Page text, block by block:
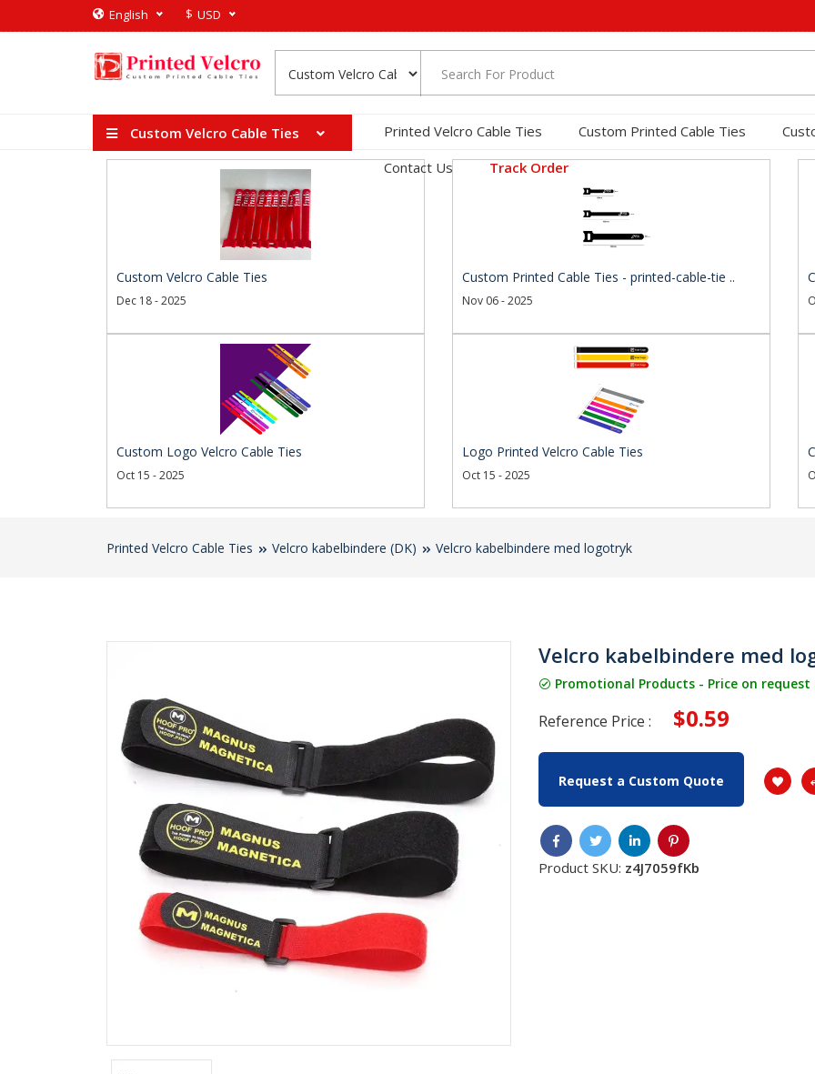
English $ USD
Custom Velcro Cable Ties Printed Velcro Cable Ties Custom Printed Cable Ties
Contact Us
Track Order
Custom Velcro Cable Ties
Dec 18 - 2025
Custom Printed Cable Ties - printed-cable-tie ..
Nov 06 - 2025
Custom Logo Velcro Cable Ties
Oct 15 - 2025
Logo Printed Velcro Cable Ties
Oct 15 - 2025
Printed Velcro Cable Ties Velcro kabelbindere (DK) Velcro kabelbindere med logotryk
Velcro kabelbindere med
Promotional Products - Price on request
Reference Price : $0.59
Request a Custom Quote
Product SKU: z4J7059fKb